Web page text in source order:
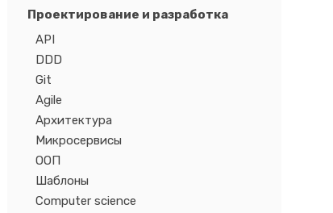
Проектирование и разработка
API
DDD
Git
Agile
Архитектура
Микросервисы
ООП
Шаблоны
Computer science